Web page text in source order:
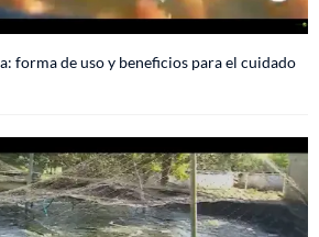
forma de uso y beneficios para el cuidado